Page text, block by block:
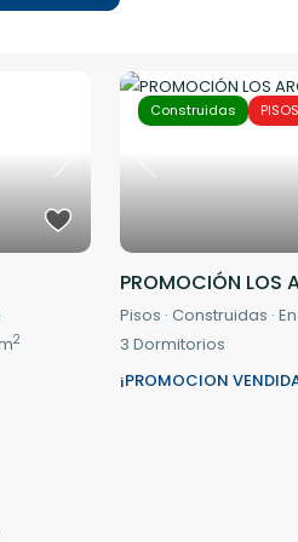
Next
2
Previous
Construidas
PROMOCIÓN LOS
Pisos · Construidas ·
3 Dormitorios
¡PROMOCION